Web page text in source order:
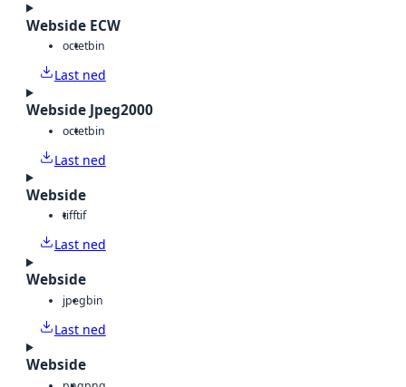
Webside ECW
octetbin
Last ned
Webside Jpeg2000
octetbin
Last ned
Webside
tifftif
Last ned
Webside
jpegbin
Last ned
Webside